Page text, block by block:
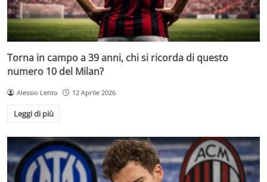
Torna in campo a 39 anni, chi si ricorda di questo
numero 10 del Milan?
Alessio Lento 12 Aprile 2026
Leggi di più